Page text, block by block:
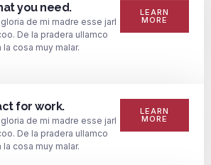
you need.
de mi madre esse jarl
De la pradera ullamco
cosa muy malar.
LEARN
MORE
for work.
de mi madre esse jarl
De la pradera ullamco
cosa muy malar.
LEARN
MORE